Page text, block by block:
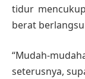
tidur
berat
“Mudah-
seterusnya,